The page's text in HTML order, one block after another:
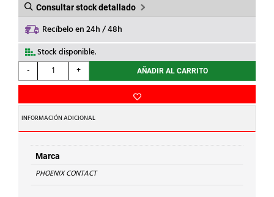
Consultar stock detallado
Recíbelo en 24h / 48h
Stock disponible.
-
PHOENIX
CONTACT
TAPA
D-
UT
16
P/BORNES
UT/UT...-
PE
+ AÑADIR AL CARRITO
INFORMACIÓN ADICIONAL
Marca
PHOENIX CONTACT